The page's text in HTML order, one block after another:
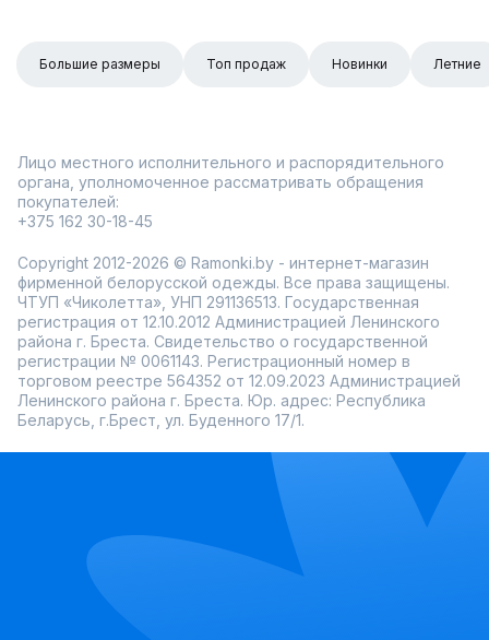
Большие размеры Топ продаж Новинки Летние
Лицо местного исполнительного и распорядительного
органа, уполномоченное рассматривать обращения
покупателей:
+375 162 30-18-45
Copyright 2012-2026 © Ramonki.by - интернет-магазин
фирменной белорусской одежды. Все права защищены.
ЧТУП «Чиколетта», УНП 291136513. Государственная
регистрация от 12.10.2012 Администрацией Ленинского
района г. Бреста. Свидетельство о государственной
регистрации № 0061143. Регистрационный номер в
торговом реестре 564352 от 12.09.2023 Администрацией
Ленинского района г. Бреста. Юр. адрес: Республика
Беларусь, г.Брест, ул. Буденного 17/1.